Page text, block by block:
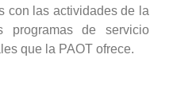
con las actividades de la
programas de servicio
que la PAOT ofrece.